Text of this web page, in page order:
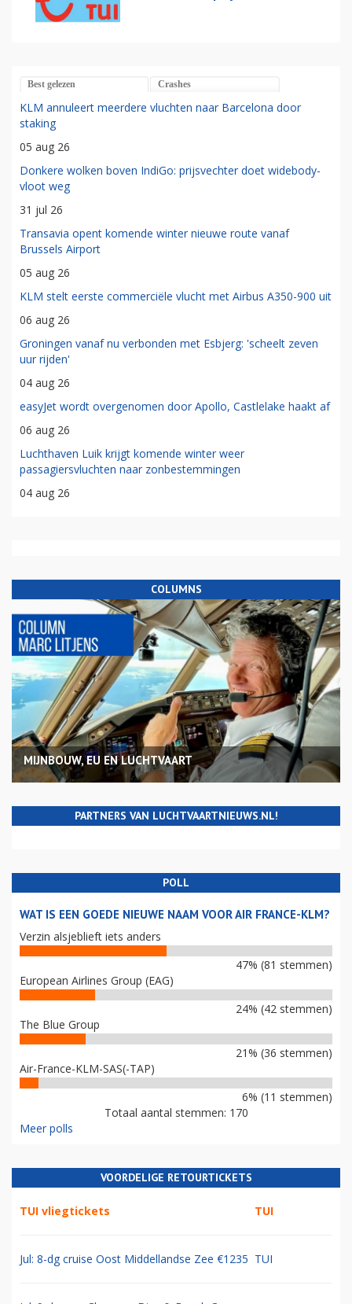
Best gelezen Crashes
KLM annuleert meerdere vluchten naar Barcelona door
staking
05 aug 26
Donkere wolken boven IndiGo: prijsvechter doet widebody-
vloot weg
31 jul 26
Transavia opent komende winter nieuwe route vanaf
Brussels Airport
05 aug 26
KLM stelt eerste commerciële vlucht met Airbus A350-900 uit
06 aug 26
Groningen vanaf nu verbonden met Esbjerg: 'scheelt zeven
uur rijden'
04 aug 26
easyJet wordt overgenomen door Apollo, Castlelake haakt af
06 aug 26
Luchthaven Luik krijgt komende winter weer
passagiersvluchten naar zonbestemmingen
04 aug 26
COLUMNS
MIJNBOUW, EU EN LUCHTVAART
PARTNERS VAN LUCHTVAARTNIEUWS.NL!
POLL
WAT IS EEN GOEDE NIEUWE NAAM VOOR AIR FRANCE-KLM?
Verzin alsjeblieft iets anders
47% (81 stemmen)
European Airlines Group (EAG)
24% (42 stemmen)
The Blue Group
21% (36 stemmen)
Air-France-KLM-SAS(-TAP)
6% (11 stemmen)
Totaal aantal stemmen: 170
Meer polls
VOORDELIGE RETOURTICKETS
TUI vliegtickets TUI
Jul: 8-dg cruise Oost Middellandse Zee €1235 TUI